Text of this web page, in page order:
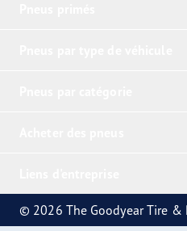
© 2026 The Goodyear Tire &